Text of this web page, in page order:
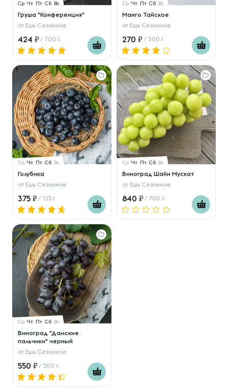
Ср Чт Пт Сб Вс
Груша "Конференция"
от Ешь Сезонное
424 / 700 г.
Ср Чт Пт Сб Вс
Манго Тайское
от Ешь Сезонное
270 / 300 г
Ср Чт Пт Сб Вс
Голубика
от Ешь Сезонное
375 / 125 г
Ср Чт Пт Сб Вс
Виноград Шайн Мускат
от Ешь Сезонное
840 / 700 г.
Ср Чт Пт Сб Вс
Виноград "Дамские
пальчики" черный
от Ешь Сезонное
550 / 500 г.